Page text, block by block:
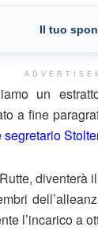
Il tuo
un
a fine
segretario
l’incarico a